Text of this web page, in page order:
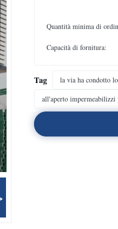
Quantità minima di
Capacità di fornitura:
Tag la via ha condotto
all'aperto